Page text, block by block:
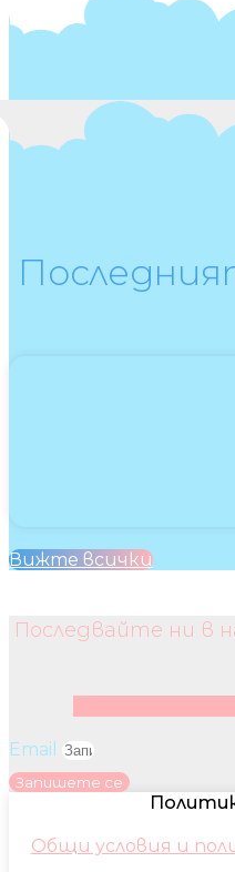
Вижте всички
Последвайте ни в
Email
Запишете се
Общи условия и